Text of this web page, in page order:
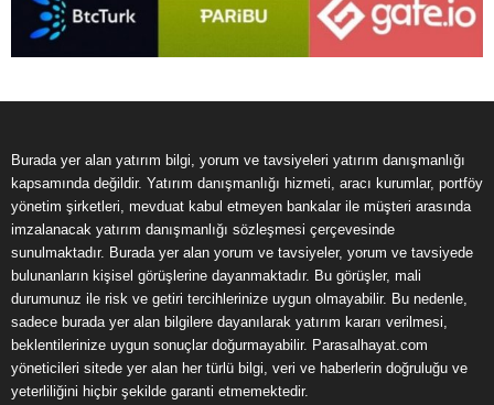
Burada yer alan yatırım bilgi, yorum ve tavsiyeleri yatırım danışmanlığı
kapsamında değildir. Yatırım danışmanlığı hizmeti, aracı kurumlar, portföy
yönetim şirketleri, mevduat kabul etmeyen bankalar ile müşteri arasında
imzalanacak yatırım danışmanlığı sözleşmesi çerçevesinde
sunulmaktadır. Burada yer alan yorum ve tavsiyeler, yorum ve tavsiyede
bulunanların kişisel görüşlerine dayanmaktadır. Bu görüşler, mali
durumunuz ile risk ve getiri tercihlerinize uygun olmayabilir. Bu nedenle,
sadece burada yer alan bilgilere dayanılarak yatırım kararı verilmesi,
beklentilerinize uygun sonuçlar doğurmayabilir. Parasalhayat.com
yöneticileri sitede yer alan her türlü bilgi, veri ve haberlerin doğruluğu ve
yeterliliğini hiçbir şekilde garanti etmemektedir.